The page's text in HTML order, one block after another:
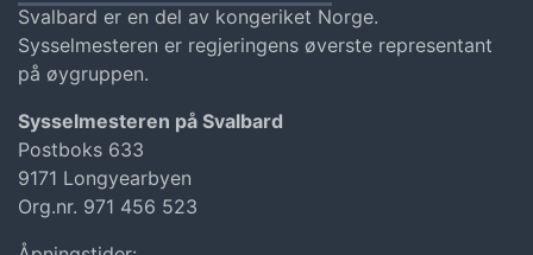
Svalbard er en del av kongeriket Norge.
Sysselmesteren er regjeringens øverste representant
på øygruppen.
Sysselmesteren på Svalbard
Postboks 633
9171 Longyearbyen
Org.nr. 971 456 523